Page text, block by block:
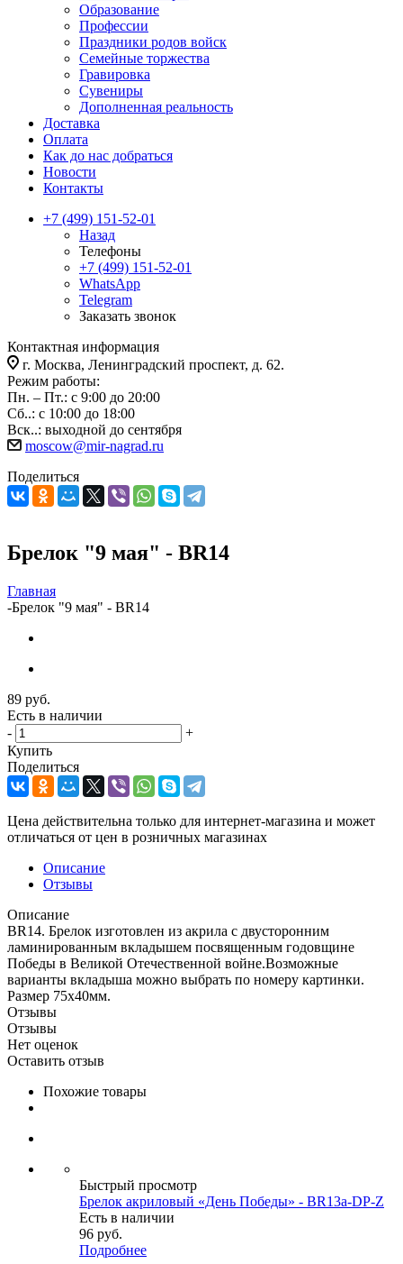
Образование
Профессии
Праздники родов войск
Семейные торжества
Гравировка
Сувениры
Дополненная реальность
Доставка
Оплата
Как до нас добраться
Новости
Контакты
+7 (499) 151-52-01
Назад
Телефоны
+7 (499) 151-52-01
WhatsApp
Telegram
Заказать звонок
Контактная информация
г. Москва, Ленинградский проспект, д. 62.
Режим работы:
Пн. – Пт.: с 9:00 до 20:00
Сб..: с 10:00 до 18:00
Вск..: выходной до сентября
moscow@mir-nagrad.ru
Поделиться
Брелок "9 мая" - BR14
Главная
-Брелок "9 мая" - BR14
89 руб.
Есть в наличии
-
+
Купить
Поделиться
Цена действительна только для интернет-магазина и может
отличаться от цен в розничных магазинах
Описание
Отзывы
Описание
BR14. Брелок изготовлен из акрила с двусторонним
ламинированным вкладышем посвященным годовщине
Победы в Великой Отечественной войне.Возможные
варианты вкладыша можно выбрать по номеру картинки.
Размер 75х40мм.
Отзывы
Отзывы
Нет оценок
Оставить отзыв
Похожие товары
Быстрый просмотр
Брелок акриловый «День Победы» - BR13a-DP-Z
Есть в наличии
96 руб.
Подробнее